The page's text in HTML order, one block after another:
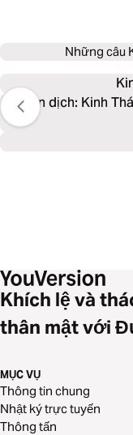
Những câu
Bản dịch: Kinh
Khích lệ và
thân mật với
MỤC VỤ
Thông tin chung
Nhật ký trực tuyến
Thông tấn